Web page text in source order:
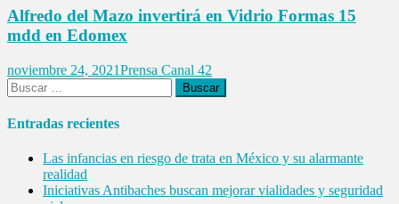
Alfredo del Mazo invertirá en Vidrio Formas 15
mdd en Edomex
noviembre 24, 2021Prensa Canal 42
Buscar:
Entradas recientes
Las infancias en riesgo de trata en México y su alarmante
realidad
Iniciativas Antibaches buscan mejorar vialidades y seguridad